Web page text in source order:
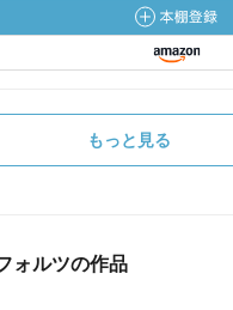
もっと見る
ォルツの作品